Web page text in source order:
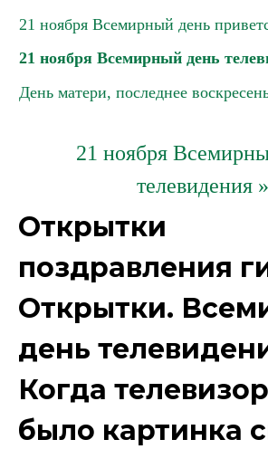
21 ноября Всемирный день
21 ноября Всемирный день
День матери, последнее
21 ноября
телевидения »
Открытки
поздравления
Открытки.
день
Когда
было картинка